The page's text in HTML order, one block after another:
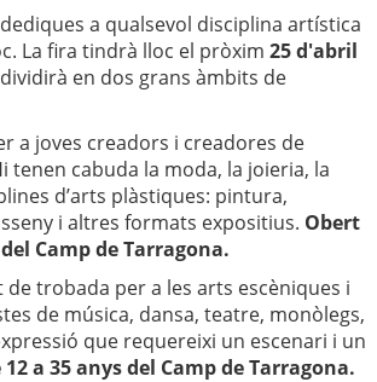
a qualsevol disciplina artística
La fira tindrà lloc el pròxim 25 d'abril
en dos grans àmbits de
a joves creadors i creadores de
tenen cabuda la moda, la joieria, la
d’arts plàstiques: pintura,
i altres formats expositius. Obert
Camp de Tarragona.
de trobada per a les arts escèniques i
de música, dansa, teatre, monòlegs,
que requereixi un escenari i un
a 35 anys del Camp de Tarragona.